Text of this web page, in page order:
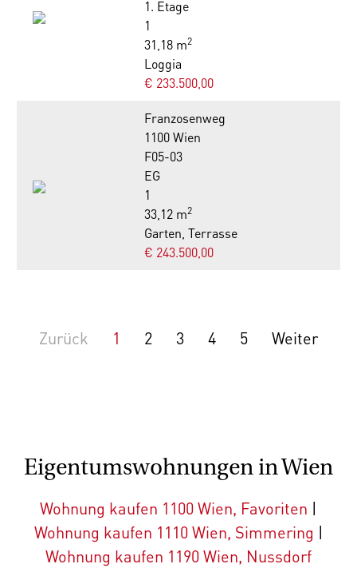
1. Etage
1
31,18 m2
Loggia
€ 233.500,00
Franzosenweg
1100 Wien
F05-03
EG
1
33,12 m2
Garten, Terrasse
€ 243.500,00
Zurück 1 2 3 4 5 Weiter
Eigentumswohnungen in Wien
Wohnung kaufen 1100 Wien, Favoriten |
Wohnung kaufen 1110 Wien, Simmering |
Wohnung kaufen 1190 Wien, Nussdorf